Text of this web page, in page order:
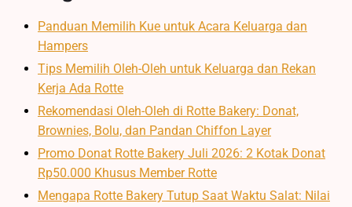
Panduan Memilih Kue untuk Acara Keluarga dan
Hampers
Tips Memilih Oleh-Oleh untuk Keluarga dan Rekan
Kerja Ada Rotte
Rekomendasi Oleh-Oleh di Rotte Bakery: Donat,
Brownies, Bolu, dan Pandan Chiffon Layer
Promo Donat Rotte Bakery Juli 2026: 2 Kotak Donat
Rp50.000 Khusus Member Rotte
Mengapa Rotte Bakery Tutup Saat Waktu Salat: Nilai